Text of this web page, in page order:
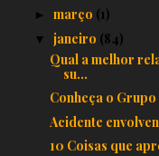
► março (1)
▼ janeiro (84)
Qual a melhor
su...
Conheça o
Acidente
10 Coisas que